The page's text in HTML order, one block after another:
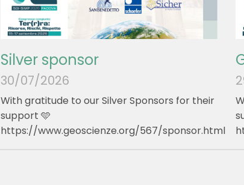
Silver sponsor
30/07/2026
With gratitude to our Silver Sponsors for their
support 🩵
https://www.geoscienze.org/567/sponsor.html